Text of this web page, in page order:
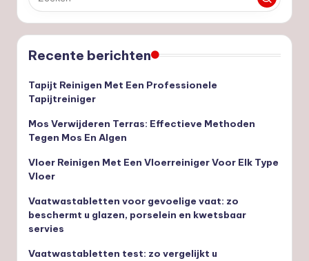
Recente berichten
Tapijt Reinigen Met Een Professionele
Tapijtreiniger
Mos Verwijderen Terras: Effectieve Methoden
Tegen Mos En Algen
Vloer Reinigen Met Een Vloerreiniger Voor Elk Type
Vloer
Vaatwastabletten voor gevoelige vaat: zo
beschermt u glazen, porselein en kwetsbaar
servies
Vaatwastabletten test: zo vergelijkt u